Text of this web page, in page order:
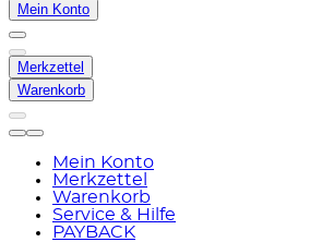
Mein Konto
Merkzettel
Warenkorb
Mein Konto
Merkzettel
Warenkorb
Service & Hilfe
PAYBACK